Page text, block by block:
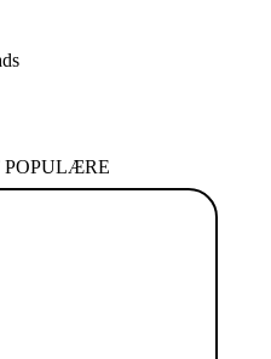
POPULÆRE